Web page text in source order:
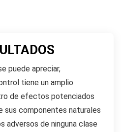
puede apreciar,
tiene un amplio
de efectos potenciados
sus componentes naturales
adversos de ninguna clase